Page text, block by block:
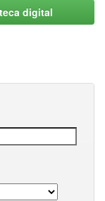
digital